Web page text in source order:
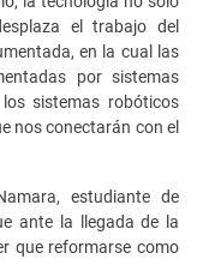
el trabajo del
en la cual las
por sistemas
sistemas robóticos
nos conectarán con el
estudiante de
ante la llegada de la
que reformarse como